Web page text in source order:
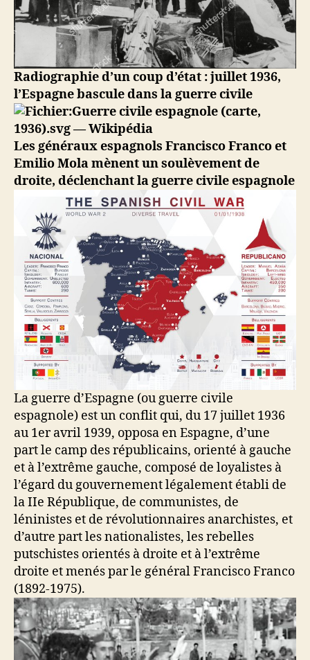
Radiographie d’un coup d’état : juillet 1936,
l’Espagne bascule dans la guerre civile
Les généraux espagnols Francisco Franco et
Emilio Mola mènent un soulèvement de
droite, déclenchant la guerre civile espagnole
La guerre d’Espagne (ou guerre civile
espagnole) est un conflit qui, du 17 juillet 1936
au 1er avril 1939, opposa en Espagne, d’une
part le camp des républicains, orienté à gauche
et à l’extrême gauche, composé de loyalistes à
l’égard du gouvernement légalement établi de
la IIe République, de communistes, de
léninistes et de révolutionnaires anarchistes, et
d’autre part les nationalistes, les rebelles
putschistes orientés à droite et à l’extrême
droite et menés par le général Francisco Franco
(1892-1975).